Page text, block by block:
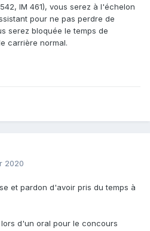
IM 461), vous serez à l'échelon
pour ne pas perdre de
serez bloquée le temps de
carrière normal.
2020
et pardon d'avoir pris du temps à
d'un oral pour le concours